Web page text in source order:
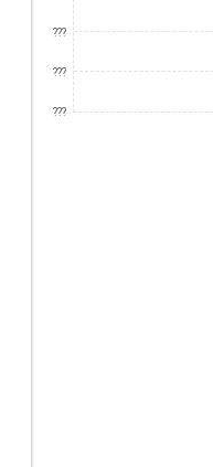
???
???
???